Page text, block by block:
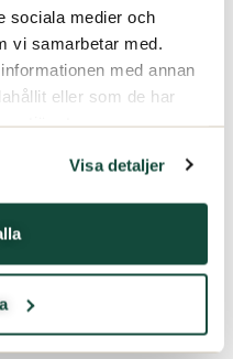
sociala medier och
vi samarbetar med.
med annan
eller som de har
tjänster.
Visa detaljer